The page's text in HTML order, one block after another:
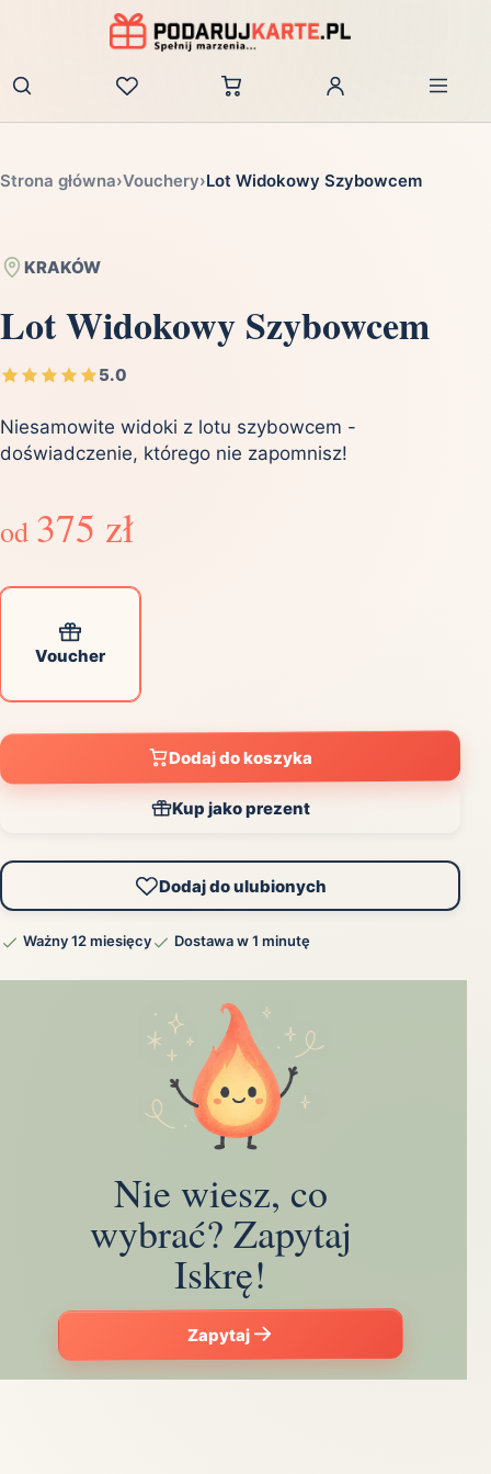
Zaloguj
Strona główna›Vouchery›Lot Widokowy Szybowcem
KRAKÓW
Lot Widokowy Szybowcem
5.0
Niesamowite widoki z lotu szybowcem -
doświadczenie, którego nie zapomnisz!
od 375 zł
Voucher
Dodaj do koszyka
Kup jako prezent
Dodaj do ulubionych
Ważny 12 miesięcy Dostawa w 1 minutę
Nie wiesz, co
wybrać? Zapytaj
Iskrę!
Zapytaj